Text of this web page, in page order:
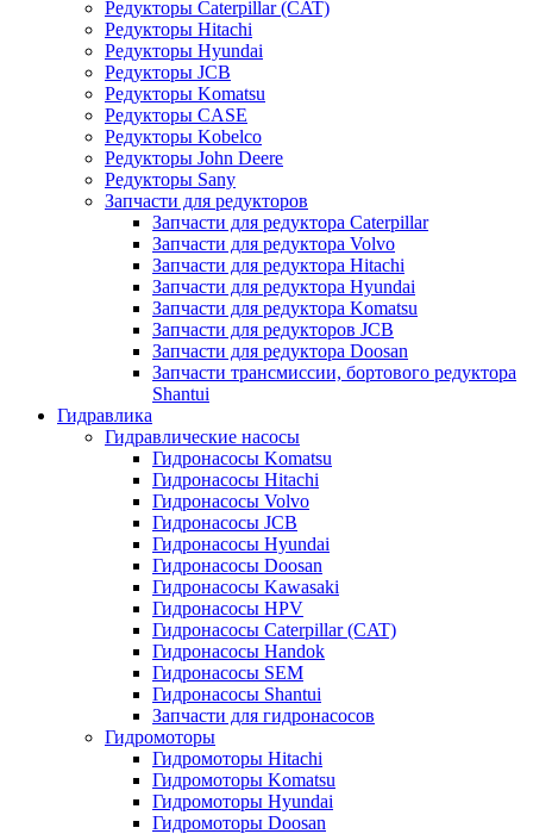
Редукторы Caterpillar (CAT)
Редукторы Hitachi
Редукторы Hyundai
Редукторы JCB
Редукторы Komatsu
Редукторы CASE
Редукторы Kobelco
Редукторы John Deere
Редукторы Sany
Запчасти для редукторов
Запчасти для редуктора Caterpillar
Запчасти для редуктора Volvo
Запчасти для редуктора Hitachi
Запчасти для редуктора Hyundai
Запчасти для редуктора Komatsu
Запчасти для редукторов JCB
Запчасти для редуктора Doosan
Запчасти трансмиссии, бортового редуктора
Shantui
Гидравлика
Гидравлические насосы
Гидронасосы Komatsu
Гидронасосы Hitachi
Гидронасосы Volvo
Гидронасосы JCB
Гидронасосы Hyundai
Гидронасосы Doosan
Гидронасосы Kawasaki
Гидронасосы HPV
Гидронасосы Caterpillar (CAT)
Гидронасосы Handok
Гидронасосы SEM
Гидронасосы Shantui
Запчасти для гидронасосов
Гидромоторы
Гидромоторы Hitachi
Гидромоторы Komatsu
Гидромоторы Hyundai
Гидромоторы Doosan